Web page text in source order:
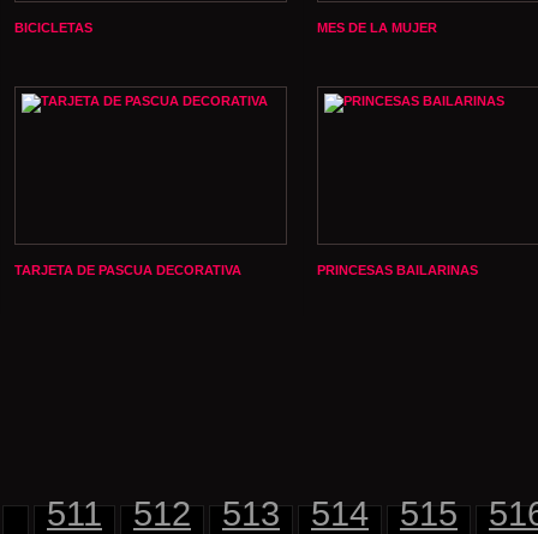
BICICLETAS MES DE LA MUJER
TARJETA DE PASCUA DECORATIVA PRINCESAS BAILARINAS
511 512 513 514 515